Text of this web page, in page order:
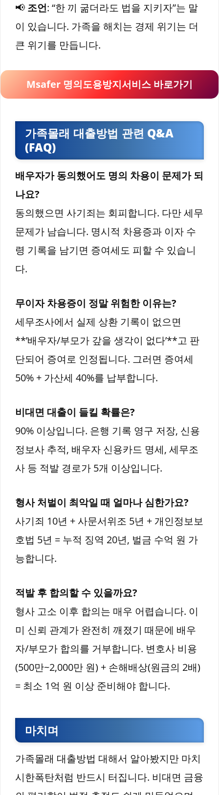
📢 조언: “한 끼 굶더라도 법을 지키자”는 말
이 있습니다. 가족을 해치는 경제 위기는 더
큰 위기를 만듭니다.
Msafer 명의도용방지서비스 바로가기
가족몰래 대출방법 관련 Q&A
(FAQ)
배우자가 동의했어도 명의 차용이 문제가 되
나요?
동의했으면 사기죄는 회피합니다. 다만 세무
문제가 남습니다. 명시적 차용증과 이자 수
령 기록을 남기면 증여세도 피할 수 있습니
다.
무이자 차용증이 정말 위험한 이유는?
세무조사에서 실제 상환 기록이 없으면
**’배우자/부모가 갚을 생각이 없다’**고 판
단되어 증여로 인정됩니다. 그러면 증여세
50% + 가산세 40%를 납부합니다.
비대면 대출이 들킬 확률은?
90% 이상입니다. 은행 기록 영구 저장, 신용
정보사 추적, 배우자 신용카드 명세, 세무조
사 등 적발 경로가 5개 이상입니다.
형사 처벌이 최악일 때 얼마나 심한가요?
사기죄 10년 + 사문서위조 5년 + 개인정보보
호법 5년 = 누적 징역 20년, 벌금 수억 원 가
능합니다.
적발 후 합의할 수 있을까요?
형사 고소 이후 합의는 매우 어렵습니다. 이
미 신뢰 관계가 완전히 깨졌기 때문에 배우
자/부모가 합의를 거부합니다. 변호사 비용
(500만~2,000만 원) + 손해배상(원금의 2배)
= 최소 1억 원 이상 준비해야 합니다.
마치며
가족몰래 대출방법 대해서 알아봤지만 마치
시한폭탄처럼 반드시 터집니다. 비대면 금융